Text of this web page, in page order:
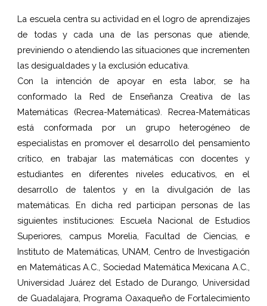
La escuela centra su actividad en el logro de aprendizajes
de todas y cada una de las personas que atiende,
previniendo o atendiendo las situaciones que incrementen
las desigualdades y la exclusión educativa.
Con la intención de apoyar en esta labor, se ha
conformado la Red de Enseñanza Creativa de las
Matemáticas (Recrea-Matemáticas). Recrea-Matemáticas
está conformada por un grupo heterogéneo de
especialistas en promover el desarrollo del pensamiento
crítico, en trabajar las matemáticas con docentes y
estudiantes en diferentes niveles educativos, en el
desarrollo de talentos y en la divulgación de las
matemáticas. En dicha red participan personas de las
siguientes instituciones: Escuela Nacional de Estudios
Superiores, campus Morelia, Facultad de Ciencias, e
Instituto de Matemáticas, UNAM, Centro de Investigación
en Matemáticas A.C., Sociedad Matemática Mexicana A.C.,
Universidad Juárez del Estado de Durango, Universidad
de Guadalajara, Programa Oaxaqueño de Fortalecimiento